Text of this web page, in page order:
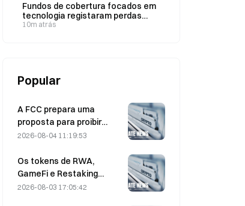
Fundos de cobertura focados em
tecnologia registaram perdas
superiores a 10% em julho, afirma
10m atrás
Popular
A FCC prepara uma
proposta para proibir
módulos ópticos chineses
dados; a Xinyuan enfrenta
um impacto de 27% na
quota de mercado
2026-08-04 11:19:53
Os tokens de RWA,
GameFi e Restaking
lideram o desempenho do
2026-08-03 17:05:42